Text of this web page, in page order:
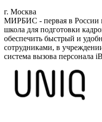
г. Москва
МИРБИС - первая в России
школа для подготовки
обеспечить быстрый и
сотрудниками, в
система вызова персонала